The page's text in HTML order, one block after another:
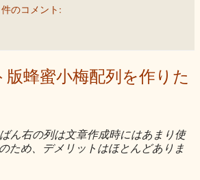
のコメント:
蜂蜜小梅配列を作りた
ん右の列は文章作成時にはあまり使
ため、デメリットはほとんどありま